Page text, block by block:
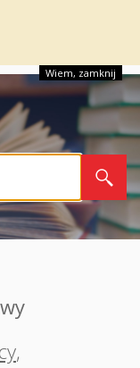
Wiem, zamknij
,